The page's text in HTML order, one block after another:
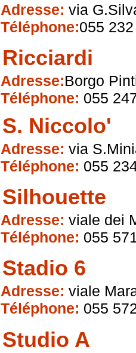
Adresse: via
Téléphone:055
Ricciardi
Adresse:Borgo
Téléphone: 055
S. Niccolo'
Adresse: via
Téléphone: 055
Silhouette
Adresse: viale dei
Téléphone: 055
Stadio 6
Adresse: viale
Téléphone: 055
Studio A